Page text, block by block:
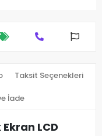
Taksit Seçenekleri
İade
LCD